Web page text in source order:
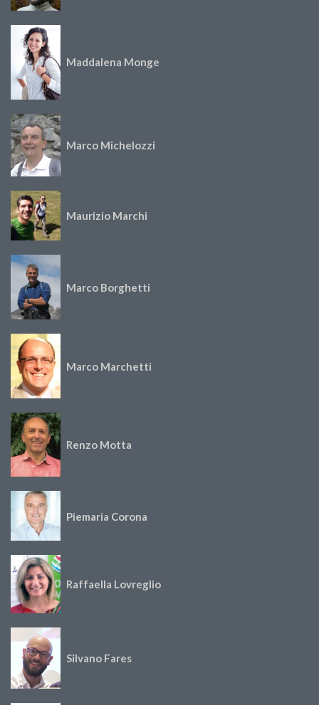
Maddalena Monge
Marco Michelozzi
Maurizio Marchi
Marco Borghetti
Marco Marchetti
Renzo Motta
Piemaria Corona
Raffaella Lovreglio
Silvano Fares